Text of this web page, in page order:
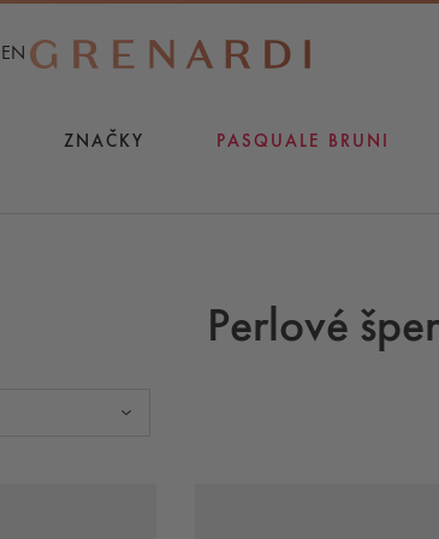
EN
ZNAČKY PASQUALE BRUNI
Perlové